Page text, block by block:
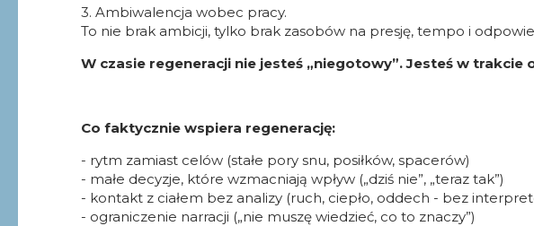
3. Ambiwalencja wobec pracy.
To nie brak ambicji, tylko brak zasobów na presję, tempo i
W czasie regeneracji nie jesteś „niegotowy”. Jesteś w
Co faktycznie wspiera regenerację:
- rytm zamiast celów (stałe pory snu, posiłków, spacerów)
- małe decyzje, które wzmacniają wpływ („dziś nie”, „teraz tak”)
- kontakt z ciałem bez analizy (ruch, ciepło, oddech - bez
- ograniczenie narracji („nie muszę wiedzieć, co to znaczy”)